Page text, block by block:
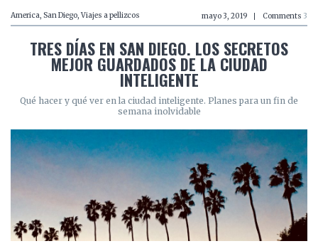
America, San Diego, Viajes a pellizcos mayo 3, 2019 Comments 3
TRES DÍAS EN SAN DIEGO. LOS SECRETOS
MEJOR GUARDADOS DE LA CIUDAD
INTELIGENTE
Qué hacer y qué ver en la ciudad inteligente. Planes para un fin de
semana inolvidable